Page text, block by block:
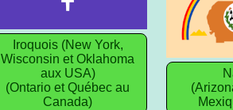
Iroquois (New York,
Wisconsin et Oklahoma
aux USA)
(Ontario et Québec au
Canada)